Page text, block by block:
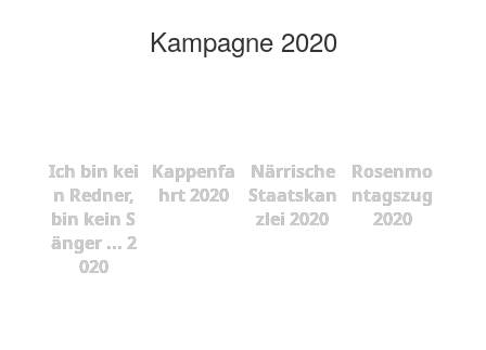
Kampagne 2020
Ich bin kei
n Redner,
bin kein S
änger ... 2
020
Kappenfa
hrt 2020
Närrische
Staatskan
zlei 2020
Rosenmo
ntagszug
2020